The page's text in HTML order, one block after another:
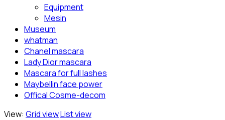
Equipment
Mesin
Museum
whatman
Chanel mascara
Lady Dior mascara
Mascara for full lashes
Maybellin face power
Offical Cosme-decom
View: Grid viewList view